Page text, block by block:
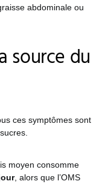
abdominale ou
source du
ces symptômes sont
moyen consomme
, alors que l’OMS